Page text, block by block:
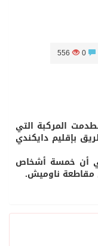
556
المركبة التي
بإقليم دايكندي
أن خمسة أشخاص
مقاطعة ناوميش.